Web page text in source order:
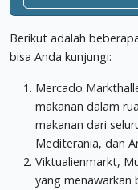
Berikut adalah
bisa Anda kunjungi:
Mercado
makanan dalam
makanan dari
Mediterania, dan
Viktualienmarkt,
yang menawarkan